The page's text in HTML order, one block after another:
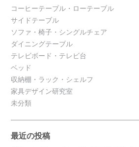
コーヒーテーブル・ローテーブル
サイドテーブル
ソファ・椅子・シングルチェア
ダイニングテーブル
テレビボード・テレビ台
ベッド
収納棚・ラック・シェルフ
家具デザイン研究室
未分類
最近の投稿